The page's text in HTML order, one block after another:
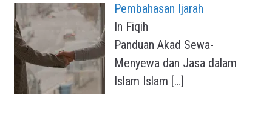
Pembahasan Ijarah
In Fiqih
Panduan Akad Sewa-
Menyewa dan Jasa dalam
Islam Islam […]